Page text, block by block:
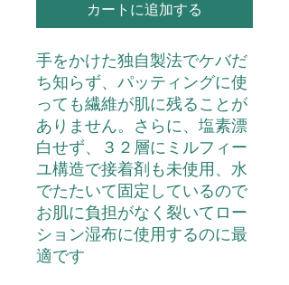
カートに追加する
手をかけた独自製法でケバだ
ち知らず、パッティングに使
っても繊維が肌に残ることが
ありません。さらに、塩素漂
白せず、３２層にミルフィー
ユ構造で接着剤も未使用、水
でたたいて固定しているので
お肌に負担がなく裂いてロー
ション湿布に使用するのに最
適です